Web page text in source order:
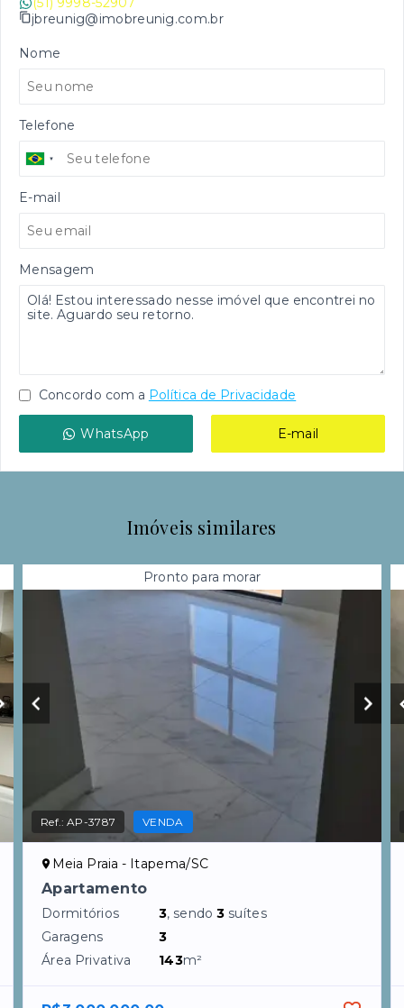
jbreunig@imobreunig.com.br
Nome
Telefone
E-mail
Mensagem
Concordo com a Política de Privacidade
WhatsApp E-mail
Imóveis similares
Pronto para morar
Ref.:AP-3787 VENDA
Meia Praia - Itapema/SC
Apartamento
Dormitórios 3, sendo3 suítes
Garagens
3
Área Privativa
143m²